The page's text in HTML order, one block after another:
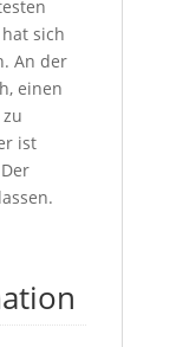
sich
An der
einen
ist